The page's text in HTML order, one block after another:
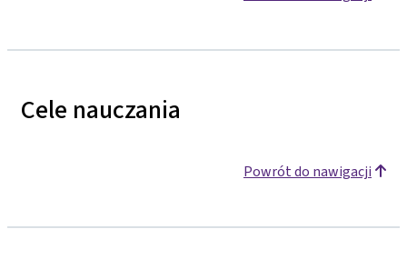
Cele nauczania
Powrót do nawigacji